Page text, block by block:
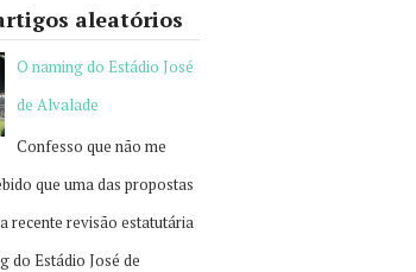
aleatórios
O naming do Estádio José
de Alvalade
Confesso que não me
que uma das propostas
recente revisão estatutária
do Estádio José de